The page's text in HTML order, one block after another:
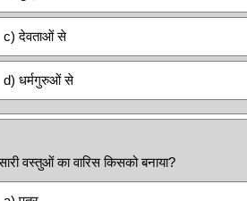
c) देवताओं से
d) धर्मगुरुओं से
वस्तुओं का वारिस किसको बनाया?